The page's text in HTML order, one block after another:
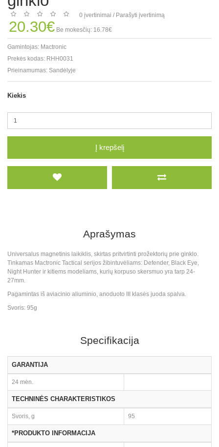
0 įvertinimai / Parašyti įvertinimą
20.30€ Be mokesčių: 16.78€
Gamintojas: Mactronic
Prekės kodas: RHH0031
Prieinamumas: Sandėlyje
Kiekis
Į krepšelį
Aprašymas
Universalus magnetinis laikiklis, skirtas pritvirtinti prožektorių prie ginklo.
Tinkamas Mactronic Tactical serijos žibintuvėliams: Defender, Black Eye,
Night Hunter ir kitiems modeliams, kurių korpuso skersmuo yra tarp 24-
27mm.
Pagamintas iš aviacinio aliuminio, anoduoto III klasės juoda spalva.
Svoris: 95g
Specifikacija
GARANTIJA
24 mėn.
TECHNINĖS CHARAKTERISTIKOS
Svoris, g 95
*PRODUKTO INFORMACIJA